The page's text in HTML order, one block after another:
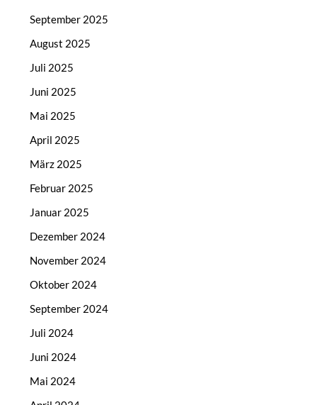
September 2025
August 2025
Juli 2025
Juni 2025
Mai 2025
April 2025
März 2025
Februar 2025
Januar 2025
Dezember 2024
November 2024
Oktober 2024
September 2024
Juli 2024
Juni 2024
Mai 2024